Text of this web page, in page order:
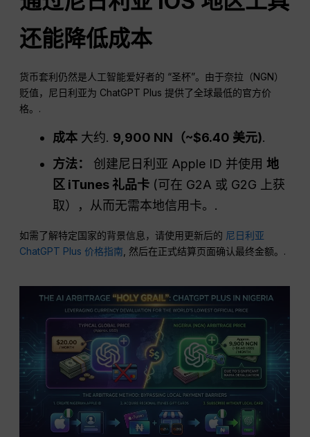
还能降低成本
货币套利仍然是人工智能爱好者的 “圣杯”。由于奈拉（NGN）
贬值，尼日利亚为 ChatGPT Plus 提供了全球最低的官方价
格。.
成本 大约. 9,900 NN（~$6.40 美元).
方法：
创建尼日利亚 Apple ID 并使用地
区 iTunes 礼品卡 (可在 G2A 或 G2G 上获
取），从而无需本地信用卡。.
如需了解特定国家的背景信息，请使用更新后的 尼日利亚
ChatGPT Plus 价格指南 , 然后在正式结算页面确认最终金额。.